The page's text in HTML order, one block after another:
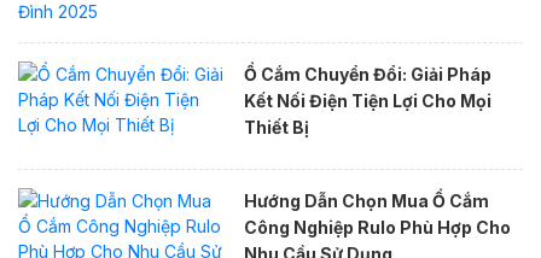
Ổ Cắm Chuyển Đổi: Giải Pháp
Kết Nối Điện Tiện Lợi Cho Mọi
Thiết Bị
Hướng Dẫn Chọn Mua Ổ Cắm
Công Nghiệp Rulo Phù Hợp Cho
Nhu Cầu Sử Dụng